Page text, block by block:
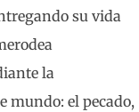
su vida
la
mundo: el pecado,